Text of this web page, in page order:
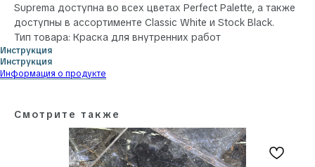
Suprema доступна во всех цветах Perfect Palette, а также
доступны в ассортименте Classic White и Stock Black.
Тип товара: Краска для внутренних работ
Инструкция
Инструкция
Информация о продукте
Смотрите также